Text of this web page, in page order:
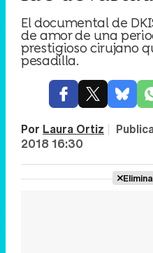
El documental de
de amor de una
prestigioso cirujano
pesadilla.
Por Laura Ortiz |
2018 16:30